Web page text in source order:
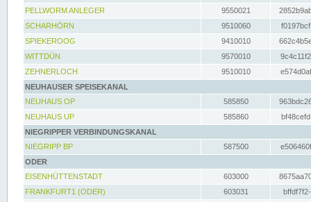
PELLWORM ANLEGER
9550021
SCHARHÖRN
9510060
SPIEKEROOG
9410010
WITTDÜN
9570010
ZEHNERLOCH
9510010
NEUHAUSER SPEISEKANAL
NEUHAUS OP
585850
NEUHAUS UP
585860
NIEGRIPPER VERBINDUNGSKANAL
NIEGRIPP BP
587500
ODER
EISENHÜTTENSTADT
603000
FRANKFURT1 (ODER)
603031